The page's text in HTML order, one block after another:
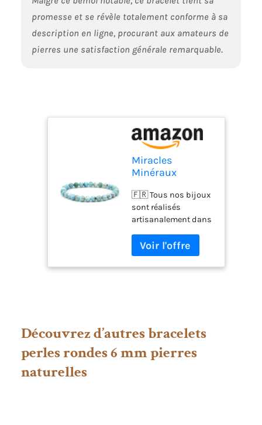
promesse et se révèle totalement conforme à sa
description en ligne, procurant aux amateurs de
pierres une satisfaction générale remarquable.
Miracles
Minéraux
ronde 6 mm,
pierre naturelle,
création
artisanale
française, plus
de 60 choix
(Larimar AAA)
🇫🇷 Tous nos bijoux
sont réalisés
artisanalement dans
situé dans la région
Parisienne. Ainsi
nous contrôlons au
Découvrez d’autres bracelets
perles rondes 6 mm pierres
naturelles